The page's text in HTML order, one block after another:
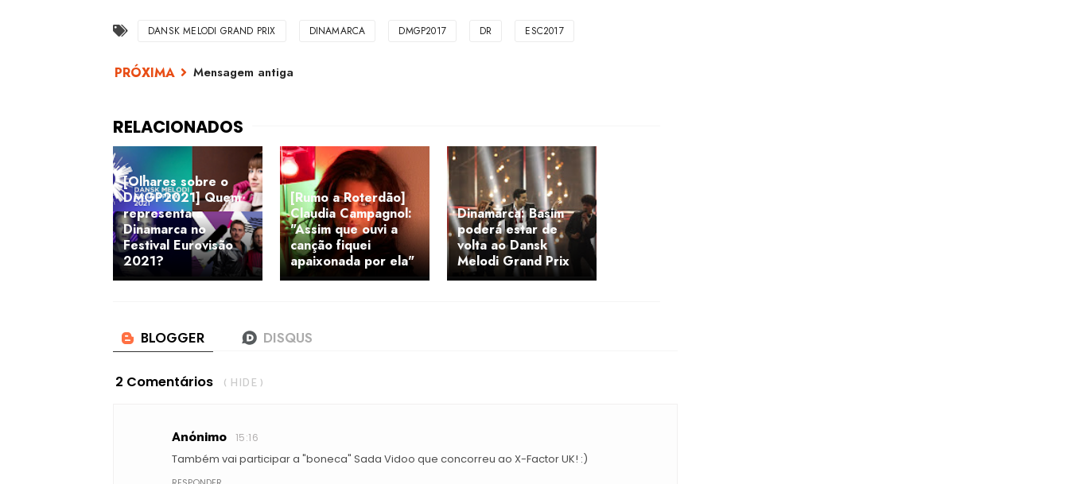
DANSK MELODI GRAND PRIX DINAMARCA DMGP2017 DR ESC2017
Mensagem antiga
[Olhares sobre o
DMGP2021] Quem
representa a
Dinamarca no
Festival Eurovisão
2021?
[Rumo a Roterdão]
Claudia Campagnol:
"Assim que ouvi a
canção fiquei
apaixonada por ela"
Dinamarca: Basim
poderá estar de
volta ao Dansk
Melodi Grand Prix
2 Comentários ( HIDE )
Anónimo 15:16
Também vai participar a "boneca" Sada Vidoo que concorreu ao X-Factor UK! :)